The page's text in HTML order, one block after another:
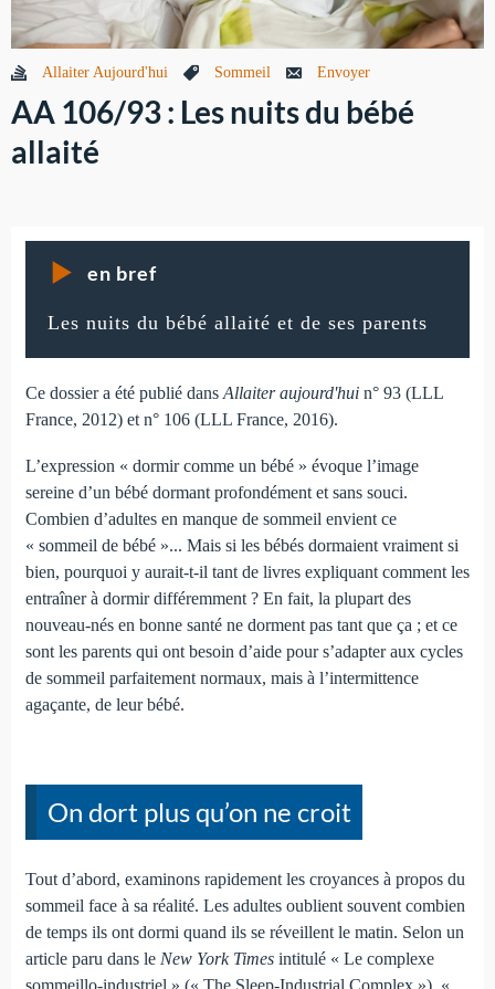
Allaiter Aujourd'hui Sommeil Envoyer
AA 106/93 : Les nuits du bébé
allaité
en bref
Les nuits du bébé allaité et de ses parents
Ce dossier a été publié dansAllaiter aujourd'hui n° 93 (LLL
France, 2012) et n° 106 (LLL France, 2016).
L’expression « dormir comme un bébé » évoque l’image
sereine d’un bébé dormant profondément et sans souci.
Combien d’adultes en manque de sommeil envient ce
« sommeil de bébé »... Mais si les bébés dormaient vraiment si
bien, pourquoi y aurait-t-il tant de livres expliquant comment les
entraîner à dormir différemment ? En fait, la plupart des
nouveau-nés en bonne santé ne dorment pas tant que ça ; et ce
sont les parents qui ont besoin d’aide pour s’adapter aux cycles
de sommeil parfaitement normaux, mais à l’intermittence
agaçante, de leur bébé.
On dort plus qu’on ne croit
Tout d’abord, examinons rapidement les croyances à propos du
sommeil face à sa réalité. Les adultes oublient souvent combien
de temps ils ont dormi quand ils se réveillent le matin. Selon un
article paru dans le New York Timesintitulé « Le complexe
sommeillo-industriel » (« The Sleep-Industrial Complex »), «